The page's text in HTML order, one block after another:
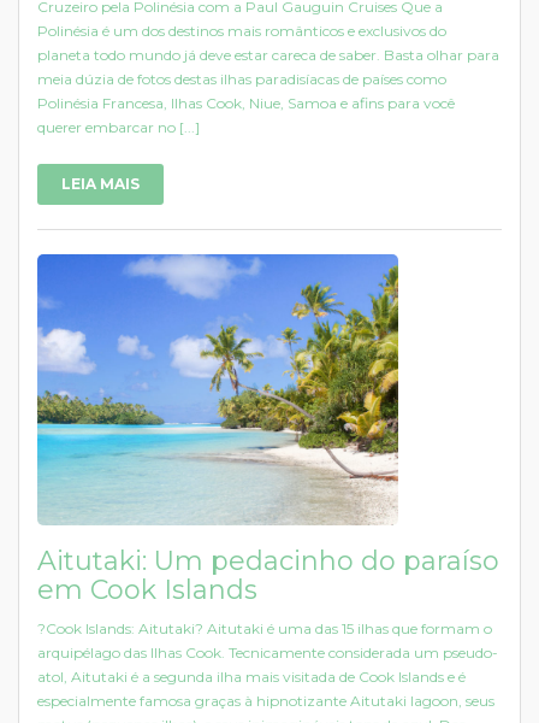
Cruzeiro pela Polinésia com a Paul Gauguin Cruises Que a
Polinésia é um dos destinos mais românticos e exclusivos do
planeta todo mundo já deve estar careca de saber. Basta olhar para
meia dúzia de fotos destas ilhas paradisíacas de países como
Polinésia Francesa, Ilhas Cook, Niue, Samoa e afins para você
querer embarcar no [...]
LEIA MAIS
Aitutaki: Um pedacinho do paraíso
em Cook Islands
?Cook Islands: Aitutaki? Aitutaki é uma das 15 ilhas que formam o
arquipélago das Ilhas Cook. Tecnicamente considerada um pseudo-
atol, Aitutaki é a segunda ilha mais visitada de Cook Islands e é
especialmente famosa graças à hipnotizante Aitutaki lagoon, seus